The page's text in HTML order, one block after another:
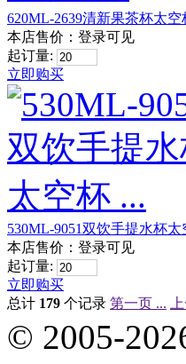
620ML-2639清新果茶杯太空
本店售价： 登录可见
起订量:
立即购买
530ML-9051双饮手提水杯太
本店售价： 登录可见
起订量:
立即购买
总计 179 个记录 第一页 ...
© 2005-